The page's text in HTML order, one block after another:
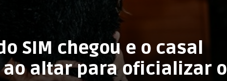
SIM chegou e o casal
ao altar para oficializar o